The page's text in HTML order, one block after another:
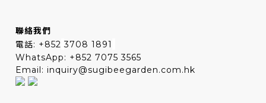
聯絡我們
電話: +852 3708 1891
WhatsApp: +852 7075 3565
Email: inquiry@sugibeegarden.com.hk